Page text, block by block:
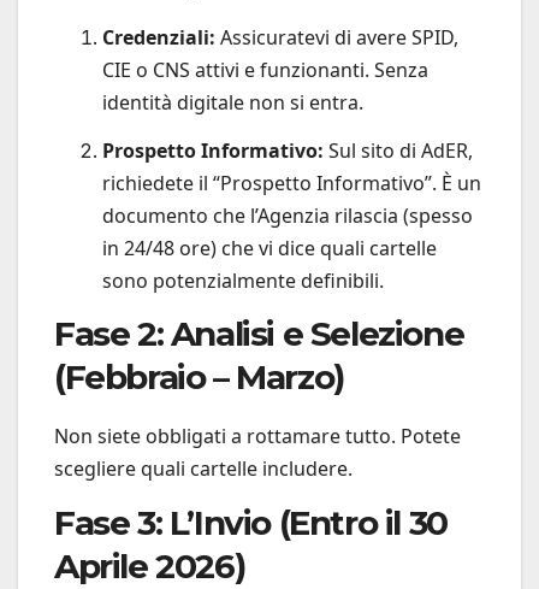
Credenziali: Assicuratevi di avere SPID,
CIE o CNS attivi e funzionanti. Senza
identità digitale non si entra.
Prospetto Informativo: Sul sito di AdER,
richiedete il “Prospetto Informativo”. È un
documento che l’Agenzia rilascia (spesso
in 24/48 ore) che vi dice quali cartelle
sono potenzialmente definibili.
Fase 2: Analisi e Selezione
(Febbraio – Marzo)
Non siete obbligati a rottamare tutto. Potete
scegliere quali cartelle includere.
Fase 3: L’Invio (Entro il 30
Aprile 2026)